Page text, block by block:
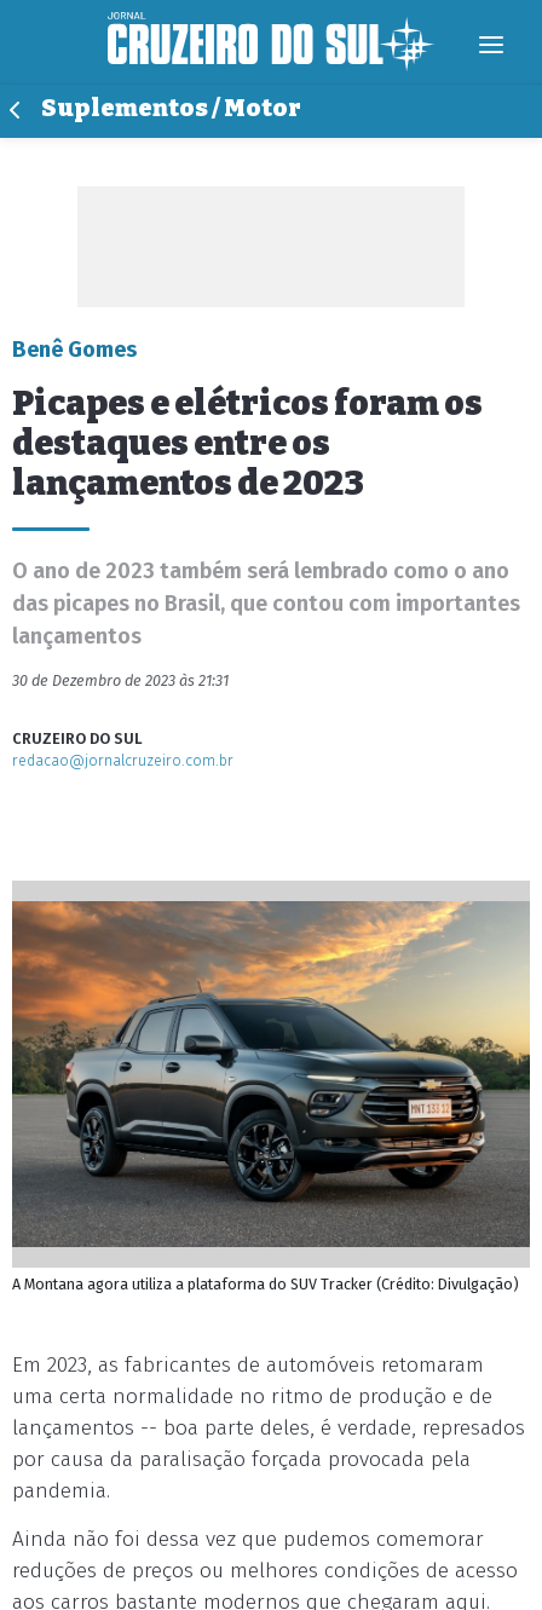
Suplementos / Motor
Benê Gomes
Picapes e elétricos foram os
destaques entre os
lançamentos de 2023
O ano de 2023 também será lembrado como o ano
das picapes no Brasil, que contou com importantes
lançamentos
30 de Dezembro de 2023 às 21:31
CRUZEIRO DO SUL
redacao@jornalcruzeiro.com.br
A Montana agora utiliza a plataforma do SUV Tracker (Crédito: Divulgação)
Em 2023, as fabricantes de automóveis retomaram
uma certa normalidade no ritmo de produção e de
lançamentos -- boa parte deles, é verdade, represados
por causa da paralisação forçada provocada pela
pandemia.
Ainda não foi dessa vez que pudemos comemorar
reduções de preços ou melhores condições de acesso
aos carros bastante modernos que chegaram aqui.